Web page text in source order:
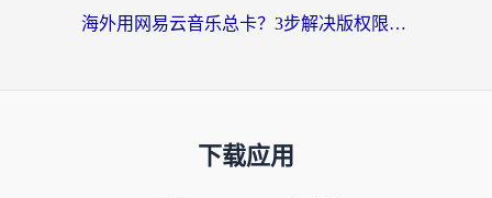
海外用网易云音乐总卡？3步解决版权限制+卡顿，还能听喜马拉雅！
下载应用